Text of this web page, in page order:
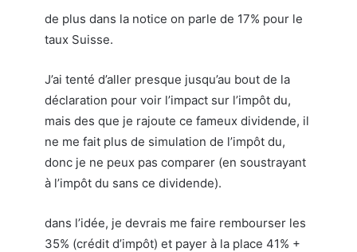
de plus dans la notice on parle de 17% pour le
taux Suisse.
J’ai tenté d’aller presque jusqu’au bout de la
déclaration pour voir l’impact sur l’impôt du,
mais des que je rajoute ce fameux dividende, il
ne me fait plus de simulation de l’impôt du,
donc je ne peux pas comparer (en soustrayant
à l’impôt du sans ce dividende).
dans l’idée, je devrais me faire rembourser les
35% (crédit d’impôt) et payer à la place 41% +